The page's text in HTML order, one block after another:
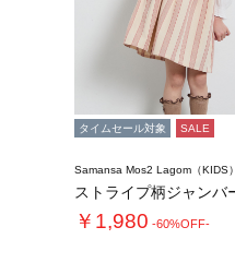
タイムセール対象 SALE
Samansa Mos2 Lagom（KIDS）
￥1,980 -60%OFF-